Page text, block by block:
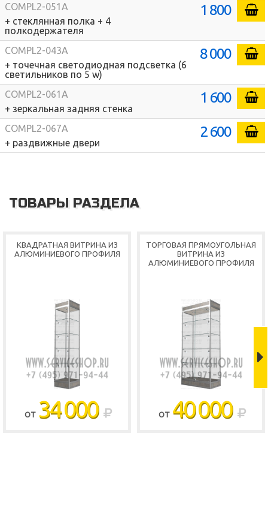
COMPL2-051A
+ стеклянная полка + 4
полкодержателя
1 800
COMPL2-043A
+ точечная светодиодная подсветка (6
светильников по 5 w)
8 000
COMPL2-061A
+ зеркальная задняя стенка
1 600
COMPL2-067A
+ раздвижные двери
2 600
ТОВАРЫ РАЗДЕЛА
КВАДРАТНАЯ ВИТРИНА ИЗ
АЛЮМИНИЕВОГО ПРОФИЛЯ
ОТ 34 000
ТОРГОВАЯ ПРЯМОУГОЛЬНАЯ
ВИТРИНА ИЗ
АЛЮМИНИЕВОГО ПРОФИЛЯ
ОТ 40 000